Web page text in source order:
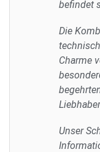
befindet
Die
Charme
Unser